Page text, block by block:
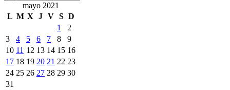
mayo 2021
L M X J V S D
1
2
3
4 5 6 7 8
9
10 11 12 13 14 15 16
17 18 19 20 21 22 23
24 25 26 27 28 29 30
31